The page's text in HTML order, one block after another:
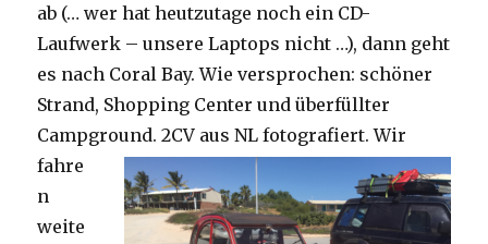
ab (… wer hat heutzutage noch ein CD-
Laufwerk – unsere Laptops nicht …), dann geht
es nach Coral Bay. Wie versprochen: schöner
Strand, Shopping Center und überfüllter
Campground.2CV aus NL fotografiert. Wir
fahre
n
weite